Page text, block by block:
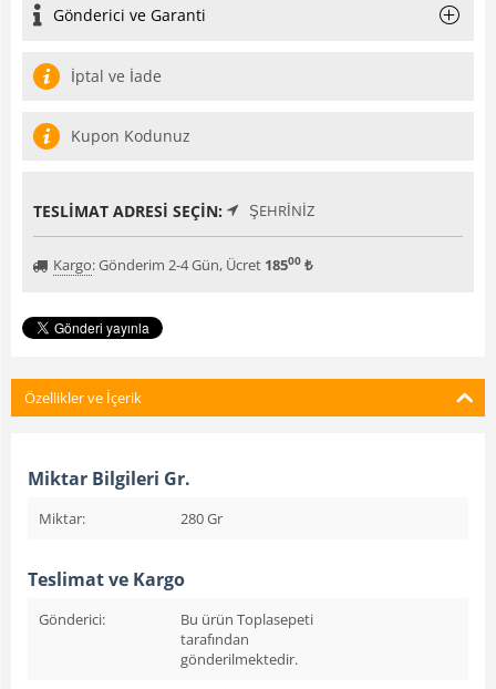
Gönderici ve Garanti
İptal ve İade
Kupon Kodunuz
TESLIMAT ADRESI SEÇIN: ŞEHRINIZ
Kargo:Gönderim 2-4 Gün, Ücret 18500 ₺
Özellikler ve İçerik
Miktar Bilgileri Gr.
Miktar: 280 Gr
Teslimat ve Kargo
Gönderici:
Bu ürün Toplasepeti
tarafından
gönderilmektedir.